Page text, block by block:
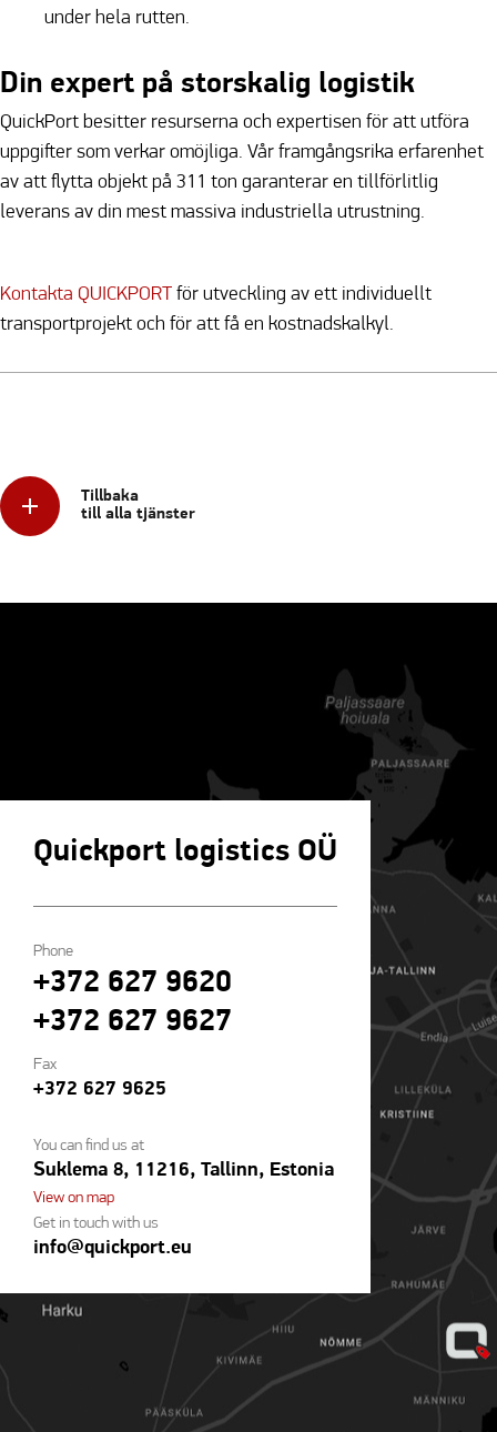
under hela rutten.
Din expert på storskalig logistik
QuickPort besitter resurserna och expertisen för att utföra
uppgifter som verkar omöjliga. Vår framgångsrika erfarenhet
av att flytta objekt på 311 ton garanterar en tillförlitlig
leverans av din mest massiva industriella utrustning.
Kontakta QUICKPORT för utveckling av ett individuellt
transportprojekt och för att få en kostnadskalkyl.
Tillbaka
till alla tjänster
Quickport logistics OÜ
Phone
+372 627 9620
+372 627 9627
Fax
+372 627 9625
You can find us at
Suklema 8, 11216, Tallinn, Estonia
View on map
Get in touch with us
info@quickport.eu